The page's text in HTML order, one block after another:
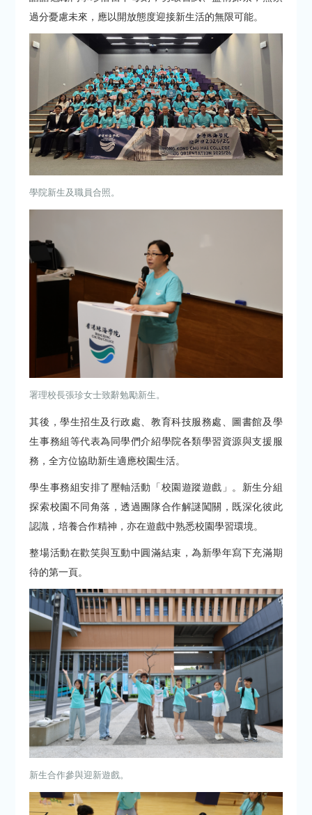
過分憂慮未來，應以開放態度迎接新生活的無限可能。
學院新生及職員合照。
署理校長張珍女士致辭勉勵新生。
其後，學生招生及行政處、教育科技服務處、圖書館及學
生事務組等代表為同學們介紹學院各類學習資源與支援服
務，全方位協助新生適應校園生活。
學生事務組安排了壓軸活動「校園遊蹤遊戲」。新生分組
探索校園不同角落，透過團隊合作解謎闖關，既深化彼此
認識，培養合作精神，亦在遊戲中熟悉校園學習環境。
整場活動在歡笑與互動中圓滿結束，為新學年寫下充滿期
待的第一頁。
新生合作參與迎新遊戲。